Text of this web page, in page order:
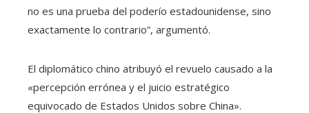
no es una prueba del poderío estadounidense, sino
exactamente lo contrario”, argumentó.
El diplomático chino atribuyó el revuelo causado a la
«percepción errónea y el juicio estratégico
equivocado de Estados Unidos sobre China».